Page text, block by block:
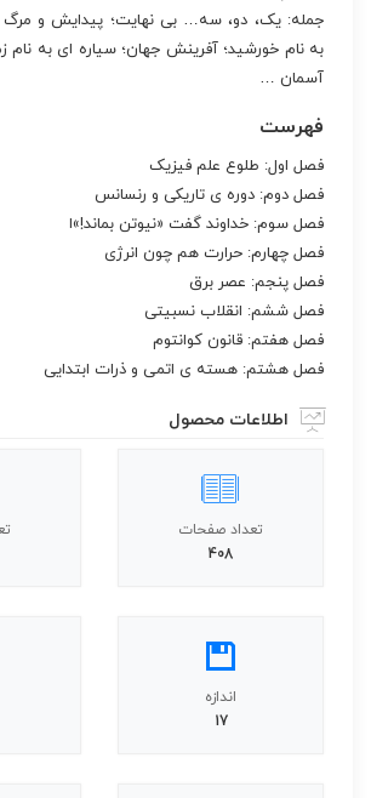
جمله: یک، دو، سه… بی نهایت؛ پیدایش و مرگ
به نام خورشید؛ آفرینش جهان؛ سیاره ای به نام
آسمان …
فهرست
فصل اول: طلوع علم فیزیک
فصل دوم: دوره ی تاریکی و رنسانس
فصل سوم: خداوند گفت «نیوتن بماند!»ا
فصل چهارم: حرارت هم چون انرژی
فصل پنجم: عصر برق
فصل ششم: انقلاب نسبیتی
فصل هفتم: قانون کوانتوم
فصل هشتم: هسته ی اتمی و ذرات ابتدایی
اطلاعات محصول
تعداد صفحات
408
اندازه
17